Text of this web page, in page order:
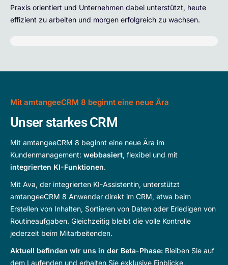
Praxis orientiert und Unternehmen dabei unterstützt, heute
effizient zu arbeiten und morgen erfolgreich zu wachsen.
Mit amtangeeCRM 8 beginnt eine neue Ära
Unser starkes CRM
Mit amtangeeCRM 8 beginnt eine neue Ära im
Kundenmanagement: webbasiert, flexibel und mit
integrierten KI-Funktionen.
Mit Ava, der integrierten KI-Assistentin, unterstützt
amtangeeCRM 8 Anwender direkt im CRM, etwa beim
Erstellen von Inhalten, Sortieren von Daten oder Erledigen von
Routineaufgaben. Gleichzeitig bleibt die volle Kontrolle
jederzeit beim Mitarbeitenden.
Aktuell befinden wir uns in der Beta-Phase: Bleiben Sie auf
dem Laufenden und erhalten Sie exklusive Einblicke,